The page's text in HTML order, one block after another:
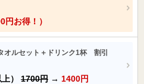
円お得！）
オルセット＋ドリンク1杯 割引
） 1700円 → 1400円